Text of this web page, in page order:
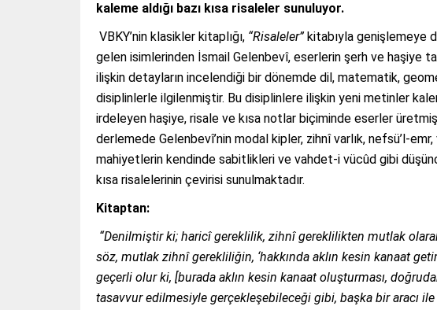
kaleme aldığı bazı kısa risaleler sunuluyor.
VBKY’nin klasikler kitaplığı, “Risaleler”kitabıyla genişlemeye
gelen isimlerinden İsmail Gelenbevî, eserlerin şerh ve haşiye
ilişkin detayların incelendiği bir dönemde dil, matematik,
disiplinlerle ilgilenmiştir. Bu disiplinlere ilişkin yeni metinler
irdeleyen haşiye, risale ve kısa notlar biçiminde eserler
derlemede Gelenbevî’nin modal kipler, zihnî varlık, nefsü’l-
mahiyetlerin kendinde sabitlikleri ve vahdet-i vücûd gibi
kısa risalelerinin çevirisi sunulmaktadır.
Kitaptan:
“Denilmiştir ki; haricî gereklilik, zihnî gereklilikten mutlak
söz, mutlak zihnî gerekliliğin, ‘hakkında aklın kesin kanaat
geçerli olur ki, [burada aklın kesin kanaat oluşturması,
tasavvur edilmesiyle gerçekleşebileceği gibi, başka bir aracı